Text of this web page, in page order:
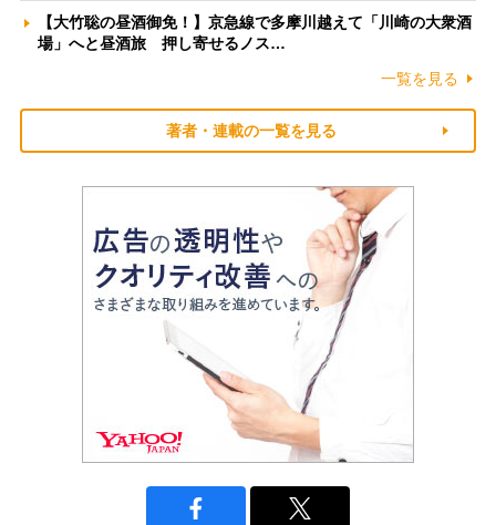
【大竹聡の昼酒御免！】京急線で多摩川越えて「川崎の大衆酒
場」へと昼酒旅 押し寄せるノス…
一覧を見る
著者・連載の一覧を見る